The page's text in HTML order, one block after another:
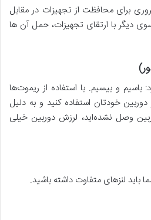
برای محافظت از تجهیزات در مقابل
دیگر با ارتقای تجهیزات، حمل آن ها
و بیسیم. با استفاده از ریموت‌ها
خودتان استفاده کنید و به دلیل
وصل نشده‌اید، لرزش دوربین خیلی
لنزهای متفاوت داشته باشید.